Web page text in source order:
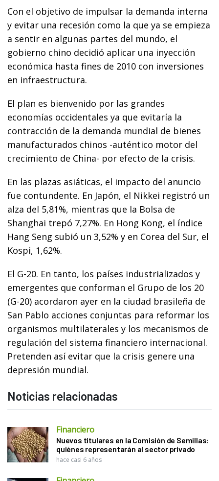
Con el objetivo de impulsar la demanda interna
y evitar una recesión como la que ya se empieza
a sentir en algunas partes del mundo, el
gobierno chino decidió aplicar una inyección
económica hasta fines de 2010 con inversiones
en infraestructura.
El plan es bienvenido por las grandes
economías occidentales ya que evitaría la
contracción de la demanda mundial de bienes
manufacturados chinos -auténtico motor del
crecimiento de China- por efecto de la crisis.
En las plazas asiáticas, el impacto del anuncio
fue contundente. En Japón, el Nikkei registró un
alza del 5,81%, mientras que la Bolsa de
Shanghai trepó 7,27%. En Hong Kong, el índice
Hang Seng subió un 3,52% y en Corea del Sur, el
Kospi, 1,62%.
El G-20. En tanto, los países industrializados y
emergentes que conforman el Grupo de los 20
(G-20) acordaron ayer en la ciudad brasileña de
San Pablo acciones conjuntas para reformar los
organismos multilaterales y los mecanismos de
regulación del sistema financiero internacional.
Pretenden así evitar que la crisis genere una
depresión mundial.
Noticias relacionadas
Financiero
Nuevos titulares en la Comisión de Semillas:
quiénes representarán al sector privado
hace casi 6 años